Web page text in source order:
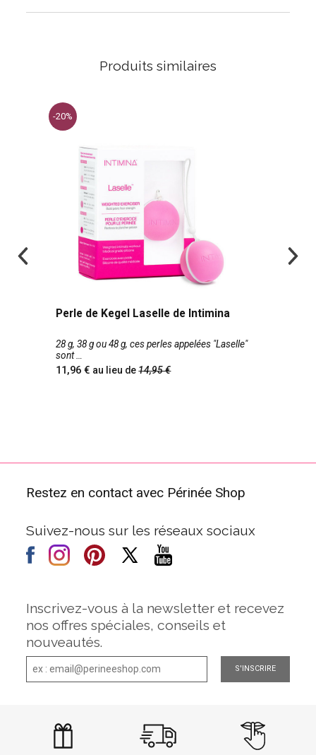
Produits similaires
-20%
Perle de Kegel Laselle de Intimina
28 g, 38 g ou 48 g, ces perles appelées "Laselle"
sont
11,96 au lieu de14,95
Restez en contact avec Périnée Shop
Suivez-nous sur les réseaux sociaux
Inscrivez-vous à la newsletter et recevez
nos offres spéciales, conseils et
nouveautés.
S'INSCRIRE